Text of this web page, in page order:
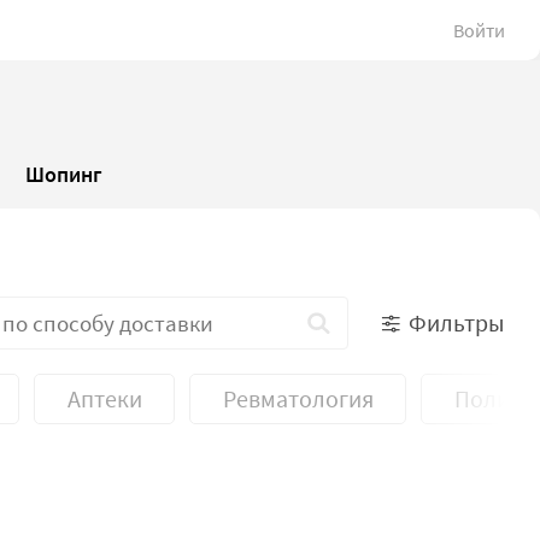
Войти
Шопинг
Фильтры
Аптеки Ревматология